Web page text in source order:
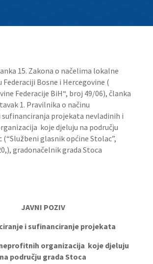
15. Zakona o načelima lokalne
Federaciji Bosne i Hercegovine (
Federacije BiH“, broj 49/06), članka
1. Pravilnika o načinu
projekata nevladinih i
koje djeluju na području
(“Službeni glasnik općine Stolac”,
gradonačelnik grada Stoca
JAVNI POZIV
i sufinanciranje projekata
organizacija koje djeluju
na području grada Stoca